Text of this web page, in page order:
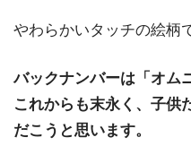
やわらかいタッチの絵柄
バックナンバーは「オム
これからも末永く、子供
だこうと思います。